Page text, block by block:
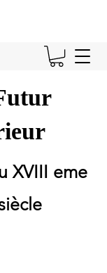
XVIII eme